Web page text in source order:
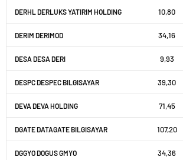
DERHL DERLUKS YATIRIM HOLDING 10,80
DERIM DERIMOD 34,16
DESA DESA DERI 9,93
DESPC DESPEC BILGISAYAR 39,30
DEVA DEVA HOLDING 71,45
DGATE DATAGATE BILGISAYAR 107,20
DGGYO DOGUS GMYO 34,36